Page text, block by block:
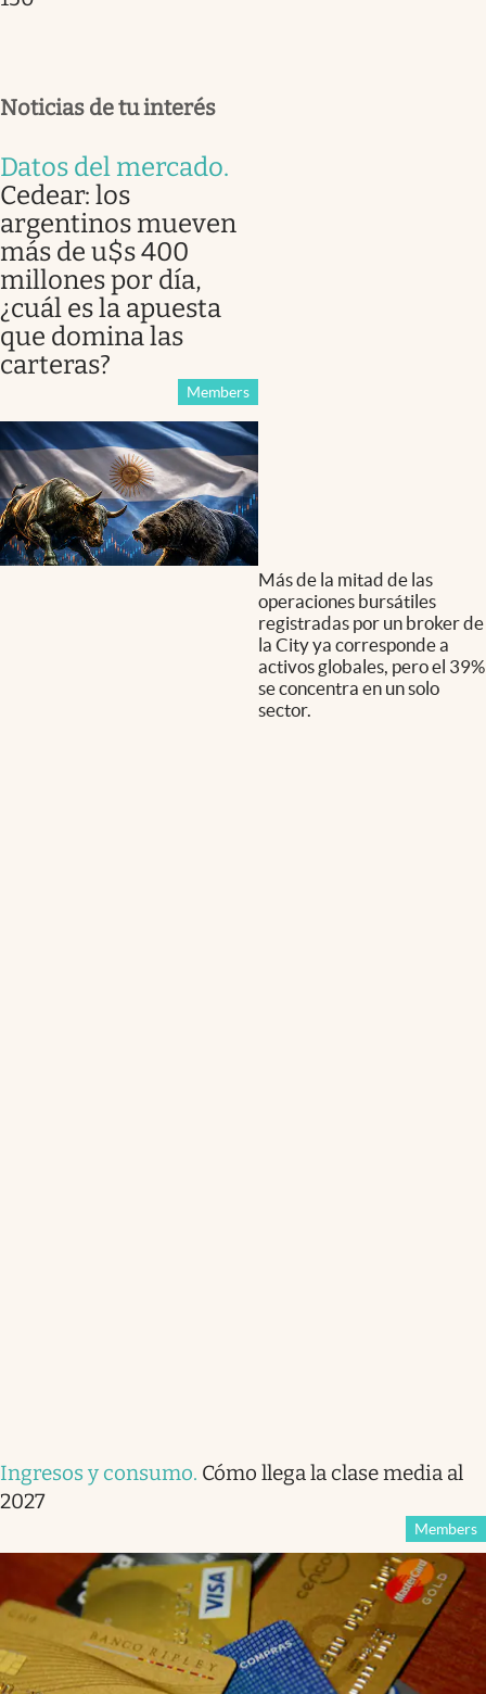
Noticias de tu interés
Datos del mercado.
Cedear: los
argentinos mueven
más de u$s 400
millones por día,
¿cuál es la apuesta
que domina las
carteras?
Members
Más de la mitad de las
operaciones bursátiles
registradas por un broker de
la City ya corresponde a
activos globales, pero el 39%
se concentra en un solo
sector.
Ingresos y consumo. Cómo llega la clase media al
2027
Members